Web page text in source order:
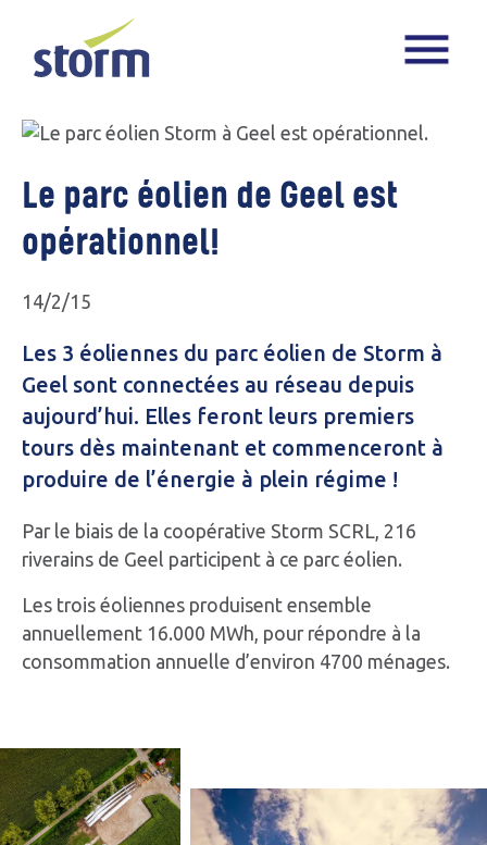
Le parc éolien de Geel est
opérationnel!
14/2/15
Les 3 éoliennes du parc éolien de Storm à
Geel sont connectées au réseau depuis
aujourd’hui. Elles feront leurs premiers
tours dès maintenant et commenceront à
produire de l’énergie à plein régime !
Par le biais de la coopérative Storm SCRL, 216
riverains de Geel participent à ce parc éolien.
Les trois éoliennes produisent ensemble
annuellement 16.000 MWh, pour répondre à la
consommation annuelle d’environ 4700 ménages.